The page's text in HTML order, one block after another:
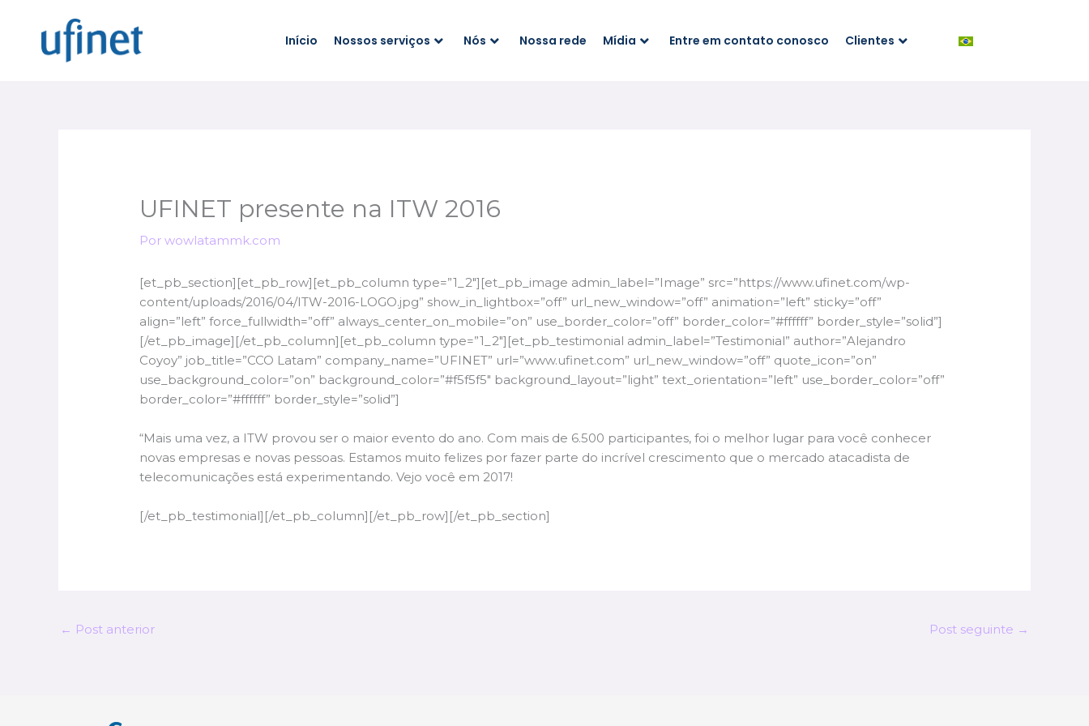
Início Nossos serviços Nós Nossa rede Mídia Entre em contato conosco Clientes
UFINET presente na ITW 2016
Porwowlatammk.com
[et_pb_section][et_pb_row][et_pb_column type=”1_2″][et_pb_image admin_label=”Image” src=”https://www.ufinet.com/wp-
content/uploads/2016/04/ITW-2016-LOGO.jpg” show_in_lightbox=”off” url_new_window=”off” animation=”left” sticky=”off”
align=”left” force_fullwidth=”off” always_center_on_mobile=”on” use_border_color=”off” border_color=”#ffffff” border_style=”solid”]
[/et_pb_image][/et_pb_column][et_pb_column type=”1_2″][et_pb_testimonial admin_label=”Testimonial” author=”Alejandro
Coyoy” job_title=”CCO Latam” company_name=”UFINET” url=”www.ufinet.com” url_new_window=”off” quote_icon=”on”
use_background_color=”on” background_color=”#f5f5f5″ background_layout=”light” text_orientation=”left” use_border_color=”off”
border_color=”#ffffff” border_style=”solid”]
“Mais uma vez, a ITW provou ser o maior evento do ano. Com mais de 6.500 participantes, foi o melhor lugar para você conhecer
novas empresas e novas pessoas. Estamos muito felizes por fazer parte do incrível crescimento que o mercado atacadista de
telecomunicações está experimentando. Vejo você em 2017!
[/et_pb_testimonial][/et_pb_column][/et_pb_row][/et_pb_section]
← Post anterior Post seguinte →